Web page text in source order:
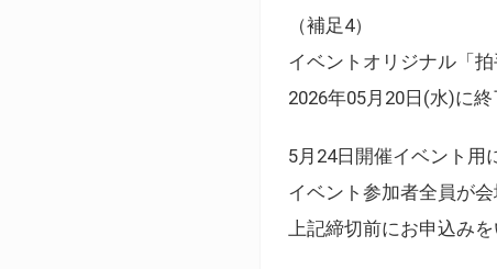
（補足4）
イベントオリジナル「
2026年05月20日(水)に終
5月24日開催イベント用
イベント参加者全員が
上記締切前にお申込み